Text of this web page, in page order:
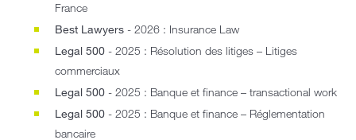
France
Best Lawyers - 2026 : Insurance Law
Legal 500 - 2025 : Résolution des litiges – Litiges
commerciaux
Legal 500 - 2025 : Banque et finance – transactional work
Legal 500 - 2025 : Banque et finance – Réglementation
bancaire